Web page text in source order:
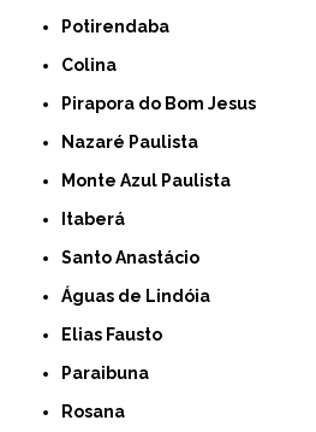
Potirendaba
Colina
Pirapora do Bom Jesus
Nazaré Paulista
Monte Azul Paulista
Itaberá
Santo Anastácio
Águas de Lindóia
Elias Fausto
Paraibuna
Rosana